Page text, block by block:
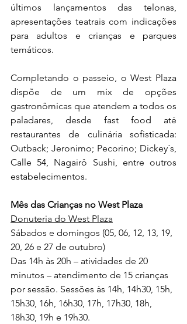
últimos lançamentos das telonas,
apresentações teatrais com indicações
para adultos e crianças e parques
temáticos.
Completando o passeio, o West Plaza
dispõe de um mix de opções
gastronômicas que atendem a todos os
paladares, desde fast food até
restaurantes de culinária sofisticada:
Outback; Jeronimo; Pecorino; Dickey´s,
Calle 54, Nagairô Sushi, entre outros
estabelecimentos.
Mês das Crianças no West Plaza
Donuteria do West Plaza
Sábados e domingos (05, 06, 12, 13, 19,
20, 26 e 27 de outubro)
Das 14h às 20h – atividades de 20
minutos – atendimento de 15 crianças
por sessão. Sessões às 14h, 14h30, 15h,
15h30, 16h, 16h30, 17h, 17h30, 18h,
18h30, 19h e 19h30.